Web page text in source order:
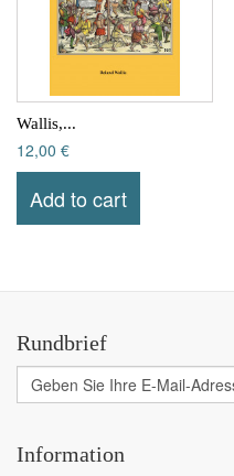
Wallis,...
12,00 €
Add to cart
Rundbrief
Information